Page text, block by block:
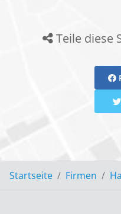
Teile diese
Startseite Firmen